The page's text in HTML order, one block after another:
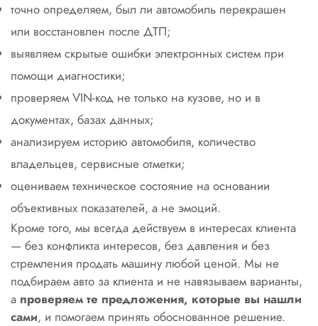
точно определяем, был ли автомобиль перекрашен
или восстановлен после ДТП;
выявляем скрытые ошибки электронных систем при
помощи диагностики;
проверяем VIN-код не только на кузове, но и в
документах, базах данных;
анализируем историю автомобиля, количество
владельцев, сервисные отметки;
оцениваем техническое состояние на основании
объективных показателей, а не эмоций.
Кроме того, мы всегда действуем в интересах клиента
— без конфликта интересов, без давления и без
стремления продать машину любой ценой. Мы не
подбираем авто за клиента и не навязываем варианты,
а проверяем те предложения, которые вы нашли
сами, и помогаем принять обоснованное решение.